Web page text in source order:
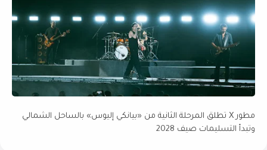
مطور X تطلق المرحلة الثانية من «بيانكي إليوس» بالساحل الشمالي
وتبدأ التسليمات صيف 2028